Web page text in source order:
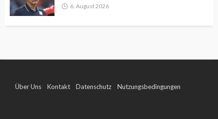
6. August 2026
Über Uns Kontakt Datenschutz Nutzungsbedingungen